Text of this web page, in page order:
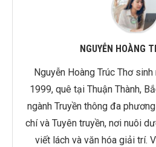
NGUYỄN HOÀNG
Nguyễn Hoàng Trúc Thơ
1999, quê tại Thuận Thành,
ngành Truyền thông đa
chí và Tuyên truyền, nơi nuôi
viết lách và văn hóa giải trí.